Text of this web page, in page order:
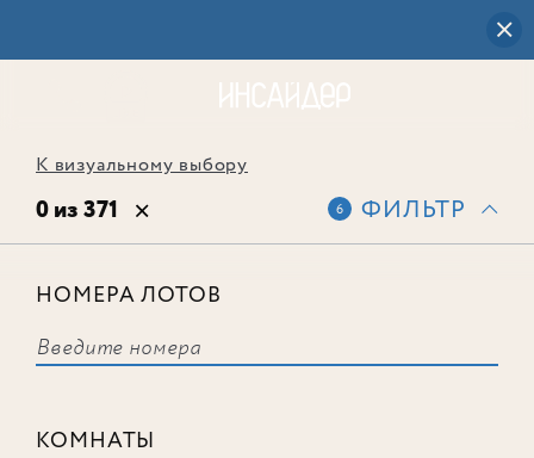
К визуальному выбору
0 из 371 6 ФИЛЬТР
НОМЕРА ЛОТОВ
КОМНАТЫ
соответствует ни одного лота